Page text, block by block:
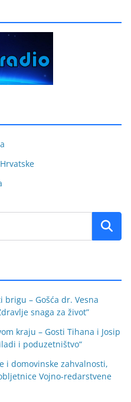
– Gošća dr. Vesna
snaga za život”
kraju – Gosti Tihana i Josip
i poduzetništvo“
i domovinske zahvalnosti,
Vojno-redarstvene